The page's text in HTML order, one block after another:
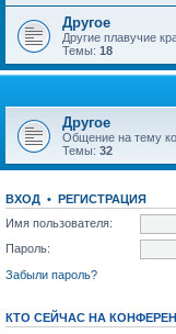
Другое
Другие плавучие
Темы: 18
Другое
Общение на тему
Темы: 32
ВХОД • РЕГИСТРАЦИЯ
Имя пользователя:
Пароль:
Забыли пароль?
КТО СЕЙЧАС НА